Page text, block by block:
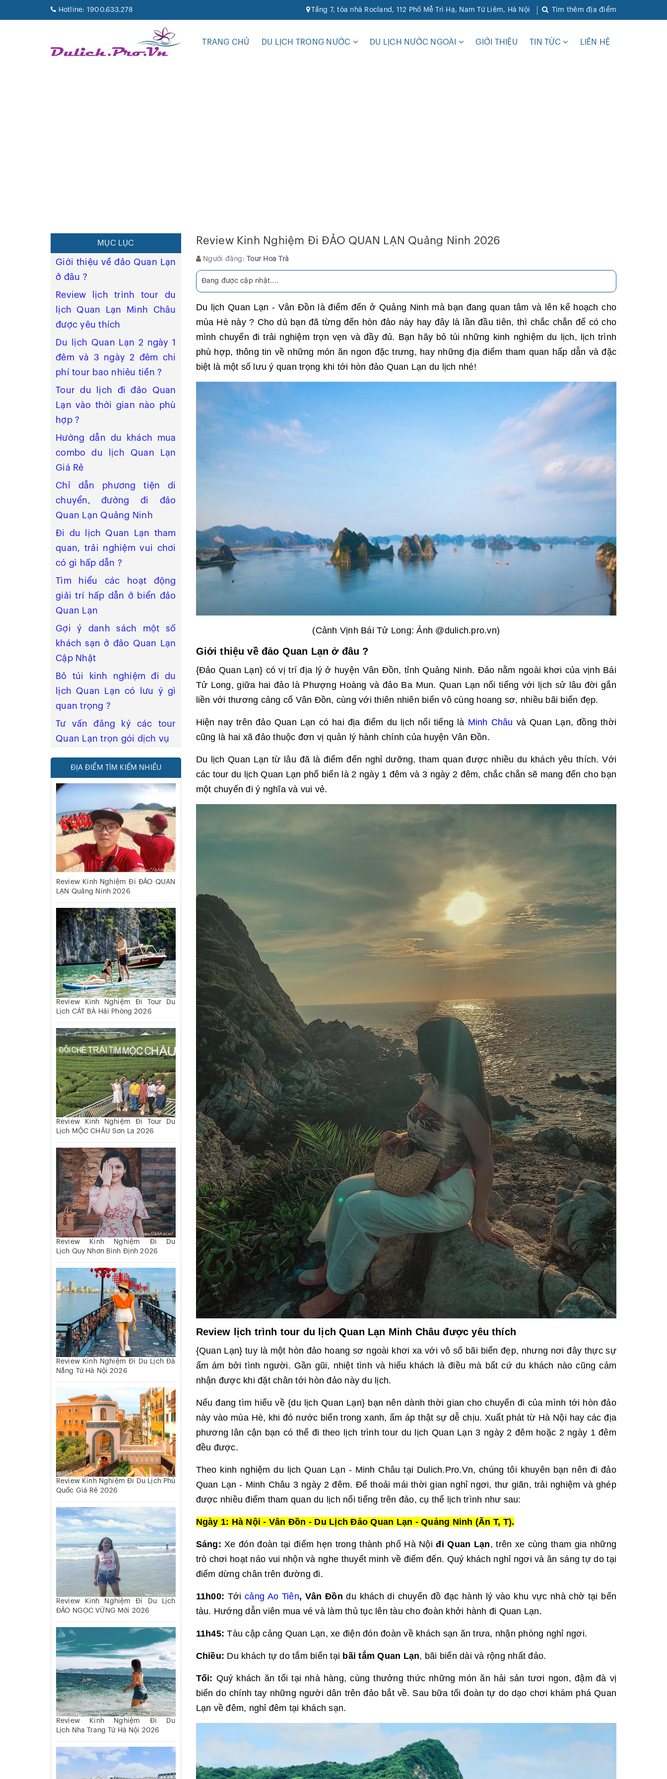
Hotline: 1900.633.278 Tầng 7, tòa nhà Rocland, 112 Phố Mễ Trì Hạ, Nam Từ Liêm, Hà Nội Tìm thêm địa điểm
TRANG CHỦ DU LỊCH TRONG NƯỚC DU LỊCH NƯỚC NGOÀI GIỚI THIỆU TIN TỨC LIÊN HỆ
Review Kinh Nghiệm Đi ĐẢO QUAN LẠN Quảng Ninh 2026
Người đăng: Tour Hoa Trà
Đang được cập nhật....
Du lịch Quan Lạn - Vân Đồn là điểm đến ở Quảng Ninh mà bạn đang quan tâm và lên kế hoạch cho
mùa Hè này ? Cho dù bạn đã từng đến hòn đảo này hay đây là lần đầu tiên, thì chắc chắn để có cho
mình chuyến đi trải nghiệm trọn vẹn và đầy đủ. Bạn hãy bỏ túi những kinh nghiệm du lịch, lịch trình
phù hợp, thông tin về những món ăn ngon đặc trưng, hay những địa điểm tham quan hấp dẫn và đặc
biệt là một số lưu ý quan trọng khi tới hòn đảo Quan Lạn du lịch nhé!
(Cảnh Vịnh Bái Tử Long: Ảnh @dulich.pro.vn)
Giới thiệu về đảo Quan Lạn ở đâu ?
{Đảo Quan Lạn} có vị trí địa lý ở huyện Vân Đồn, tỉnh Quảng Ninh. Đảo nằm ngoài khơi của vịnh Bái
Tử Long, giữa hai đảo là Phượng Hoàng và đảo Ba Mun. Quan Lạn nổi tiếng với lịch sử lâu đời gắn
liền với thương cảng cổ Vân Đồn, cùng với thiên nhiên biển vô cùng hoang sơ, nhiều bãi biển đẹp.
Hiện nay trên đảo Quan Lạn có hai địa điểm du lịch nổi tiếng là Minh Châu và Quan Lạn, đồng thời
cũng là hai xã đảo thuộc đơn vị quản lý hành chính của huyện Vân Đồn.
Du lịch Quan Lạn từ lâu đã là điểm đến nghỉ dưỡng, tham quan được nhiều du khách yêu thích. Với
các tour du lịch Quan Lạn phố biến là 2 ngày 1 đêm và 3 ngày 2 đêm, chắc chắn sẽ mang đến cho bạn
một chuyến đi ý nghĩa và vui vẻ.
Review lịch trình tour du lịch Quan Lạn Minh Châu được yêu thích
{Quan Lạn} tuy là một hòn đảo hoang sơ ngoài khơi xa với vô số bãi biển đẹp, nhưng nơi đây thực sự
ấm ám bởi tình người. Gần gũi, nhiệt tình và hiếu khách là điều mà bất cứ du khách nào cũng cảm
nhận được khi đặt chân tới hòn đảo này du lịch.
Nếu đang tìm hiểu về {du lịch Quan Lạn} bạn nên dành thời gian cho chuyến đi của mình tới hòn đảo
này vào mùa Hè, khi đó nước biển trong xanh, ấm áp thật sự dễ chịu. Xuất phát từ Hà Nội hay các địa
phương lân cận bạn có thể đi theo lịch trình tour du lịch Quan Lạn 3 ngày 2 đêm hoặc 2 ngày 1 đêm
đều được.
Theo kinh nghiệm du lịch Quan Lạn - Minh Châu tại Dulich.Pro.Vn, chúng tôi khuyên bạn nên đi đảo
Quan Lạn - Minh Châu 3 ngày 2 đêm. Để thoải mái thời gian nghỉ ngơi, thư giãn, trải nghiệm và ghép
được nhiều điểm tham quan du lịch nổi tiếng trên đảo, cụ thể lịch trình như sau:
Ngày 1: Hà Nội - Vân Đồn - Du Lịch Đảo Quan Lạn - Quảng Ninh (Ăn T, T).
Sáng: Xe đón đoàn tại điểm hẹn trong thành phố Hà Nộiđi Quan Lạn, trên xe cùng tham gia những
trò chơi hoạt náo vui nhộn và nghe thuyết minh về điểm đến. Quý khách nghỉ ngơi và ăn sáng tự do tại
điểm dừng chân trên đường đi.
11h00: Tớicảng Ao Tiên, Vân Đồn du khách di chuyển đồ đạc hành lý vào khu vực nhà chờ tại bến
tàu. Hướng dẫn viên mua vé và làm thủ tục lên tàu cho đoàn khởi hành đi Quan Lạn.
11h45:Tàu cập cảng Quan Lạn, xe điện đón đoàn về khách sạn ăn trưa, nhận phòng nghỉ ngơi.
Chiều: Du khách tự do tắm biển tại bãi tắm Quan Lạn, bãi biển dài và rộng nhất đảo.
Tối: Quý khách ăn tối tại nhà hàng, cùng thưởng thức những món ăn hải sản tươi ngon, đậm đà vị
biển do chính tay những người dân trên đảo bắt về. Sau bữa tối đoàn tự do dạo chơi khám phá Quan
Lạn về đêm, nghỉ đêm tại khách sạn.
MỤC LỤC
Giới thiệu về đảo Quan Lạn
ở đâu ?
Review lịch trình tour du
lịch Quan Lạn Minh Châu
được yêu thích
Du lịch Quan Lạn 2 ngày 1
đêm và 3 ngày 2 đêm chi
phí tour bao nhiêu tiền ?
Tour du lịch đi đảo Quan
Lạn vào thời gian nào phù
hợp ?
Hướng dẫn du khách mua
combo du lịch Quan Lạn
Giá Rẻ
Chỉ dẫn phương tiện di
chuyển, đường đi đảo
Quan Lạn Quảng Ninh
Đi du lịch Quan Lạn tham
quan, trải nghiệm vui chơi
có gì hấp dẫn ?
Tìm hiểu các hoạt động
giải trí hấp dẫn ở biển đảo
Quan Lạn
Gợi ý danh sách một số
khách sạn ở đảo Quan Lạn
Cập Nhật
Bỏ túi kinh nghiệm đi du
lịch Quan Lạn có lưu ý gì
quan trọng ?
Tư vấn đăng ký các tour
Quan Lạn trọn gói dịch vụ
ĐỊA ĐIỂM TÌM KIẾM NHIỀU
Review Kinh Nghiệm Đi ĐẢO QUAN
LẠN Quảng Ninh 2026
Review Kinh Nghiệm Đi Tour Du
Lịch CÁT BÀ Hải Phòng 2026
Review Kinh Nghiệm Đi Tour Du
Lịch MỘC CHÂU Sơn La 2026
Review Kinh Nghiệm Đi Du
Lịch Quy Nhơn Bình Định 2026
Review Kinh Nghiệm Đi Du Lịch Đà
Nẵng Từ Hà Nội 2026
Review Kinh Nghiệm Đi Du Lịch Phú
Quốc Giá Rẻ 2026
Review Kinh Nghiệm Đi Du Lịch
ĐẢO NGỌC VỪNG Mới 2026
Review Kinh Nghiệm Đi Du
Lịch Nha Trang Từ Hà Nội 2026